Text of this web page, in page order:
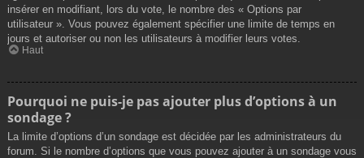
insérer en modifiant, lors du vote, le nombre des « Options par
utilisateur ». Vous pouvez également spécifier une limite de temps en
jours et autoriser ou non les utilisateurs à modifier leurs votes.
Haut
Pourquoi ne puis-je pas ajouter plus d’options à un
sondage ?
La limite d’options d’un sondage est décidée par les administrateurs du
forum. Si le nombre d’options que vous pouvez ajouter à un sondage vous